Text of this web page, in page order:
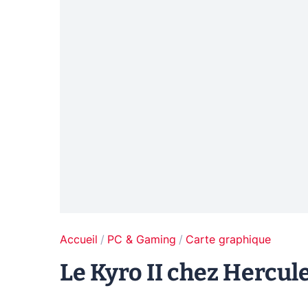
Accueil PC & Gaming Carte graphique
Le Kyro II chez